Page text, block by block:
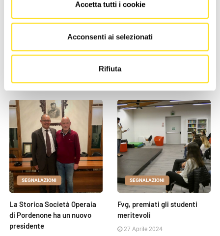
Accetta tutti i cookie
Acconsenti ai selezionati
Rifiuta
proporre per l’anno 2027."
NEWS DELLA STESSA CATEGORIA
SEGNALAZIONI
La Storica Società Operaia
di Pordenone ha un nuovo
presidente
SEGNALAZIONI
Fvg, premiati gli studenti
meritevoli
27 Aprile 2024